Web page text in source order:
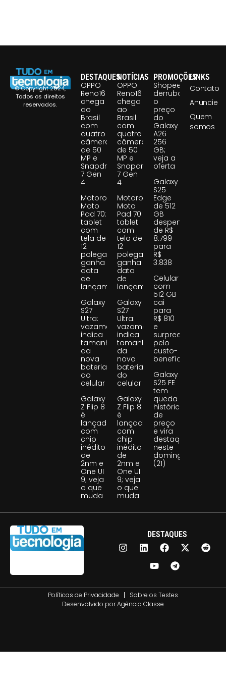
© Copyright 2024,
Todos os direitos
reservados.
DESTAQUES
OPPO
Reno16
chega
ao
Brasil
com
quatro
câmeras
de 50
MP e
Snapdragon
7 Gen
4
Motorola
Moto
Pad 70:
tablet
com
tela de
12
polegadas
ganha
data
de
lançamento
Galaxy
S27
Ultra:
vazamento
indica
tamanho
da
nova
bateria
do
celular
Galaxy
Z Flip 8
é
lançado
com
chip
inédito
de
2nm e
One UI
9; veja
o que
muda
NOTÍCIAS
OPPO
Reno16
chega
ao
Brasil
com
quatro
câmeras
de 50
MP e
Snapdragon
7 Gen
4
Motorola
Moto
Pad 70:
tablet
com
tela de
12
polegadas
ganha
data
de
lançamento
Galaxy
S27
Ultra:
vazamento
indica
tamanho
da
nova
bateria
do
celular
Galaxy
Z Flip 8
é
lançado
com
chip
inédito
de
2nm e
One UI
9; veja
o que
muda
PROMOÇÕES
Shopee
derruba
o
preço
do
Galaxy
A26
256
GB;
veja a
oferta
Galaxy
S25
Edge
de 512
GB
despenca
de R$
8.799
para
R$
3.838
Celular
com
512 GB
cai
para
R$ 810
e
surpreende
pelo
custo-
benefício
Galaxy
S25 FE
tem
queda
histórica
de
preço
e vira
destaque
neste
domingo
(21)
LINKS
Contato
Anuncie
Quem
somos
DESTAQUES
Políticas de Privacidade
Sobre os Testes
Desenvolvido porAgência Classe